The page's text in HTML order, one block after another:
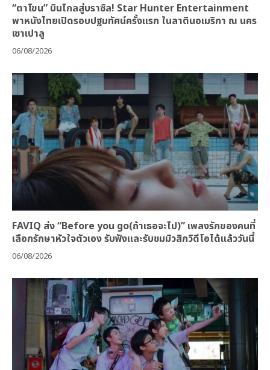
“ตาโขน” บินไกลสู่บราซิล! Star Hunter Entertainment
พาหนังไทยเปิดรอบปฐมทัศน์ครั้งแรก ในลาตินอเมริกา ณ นคร
เซาเปาลู
06/08/2026
FAVIQ ส่ง “Before you go(ถ้าเธอจะไป)” เพลงรักของคนที่
เลือกรักษาหัวใจตัวเอง รับฟังและรับชมมิวสิกวิดีโอได้แล้ววันนี้
06/08/2026